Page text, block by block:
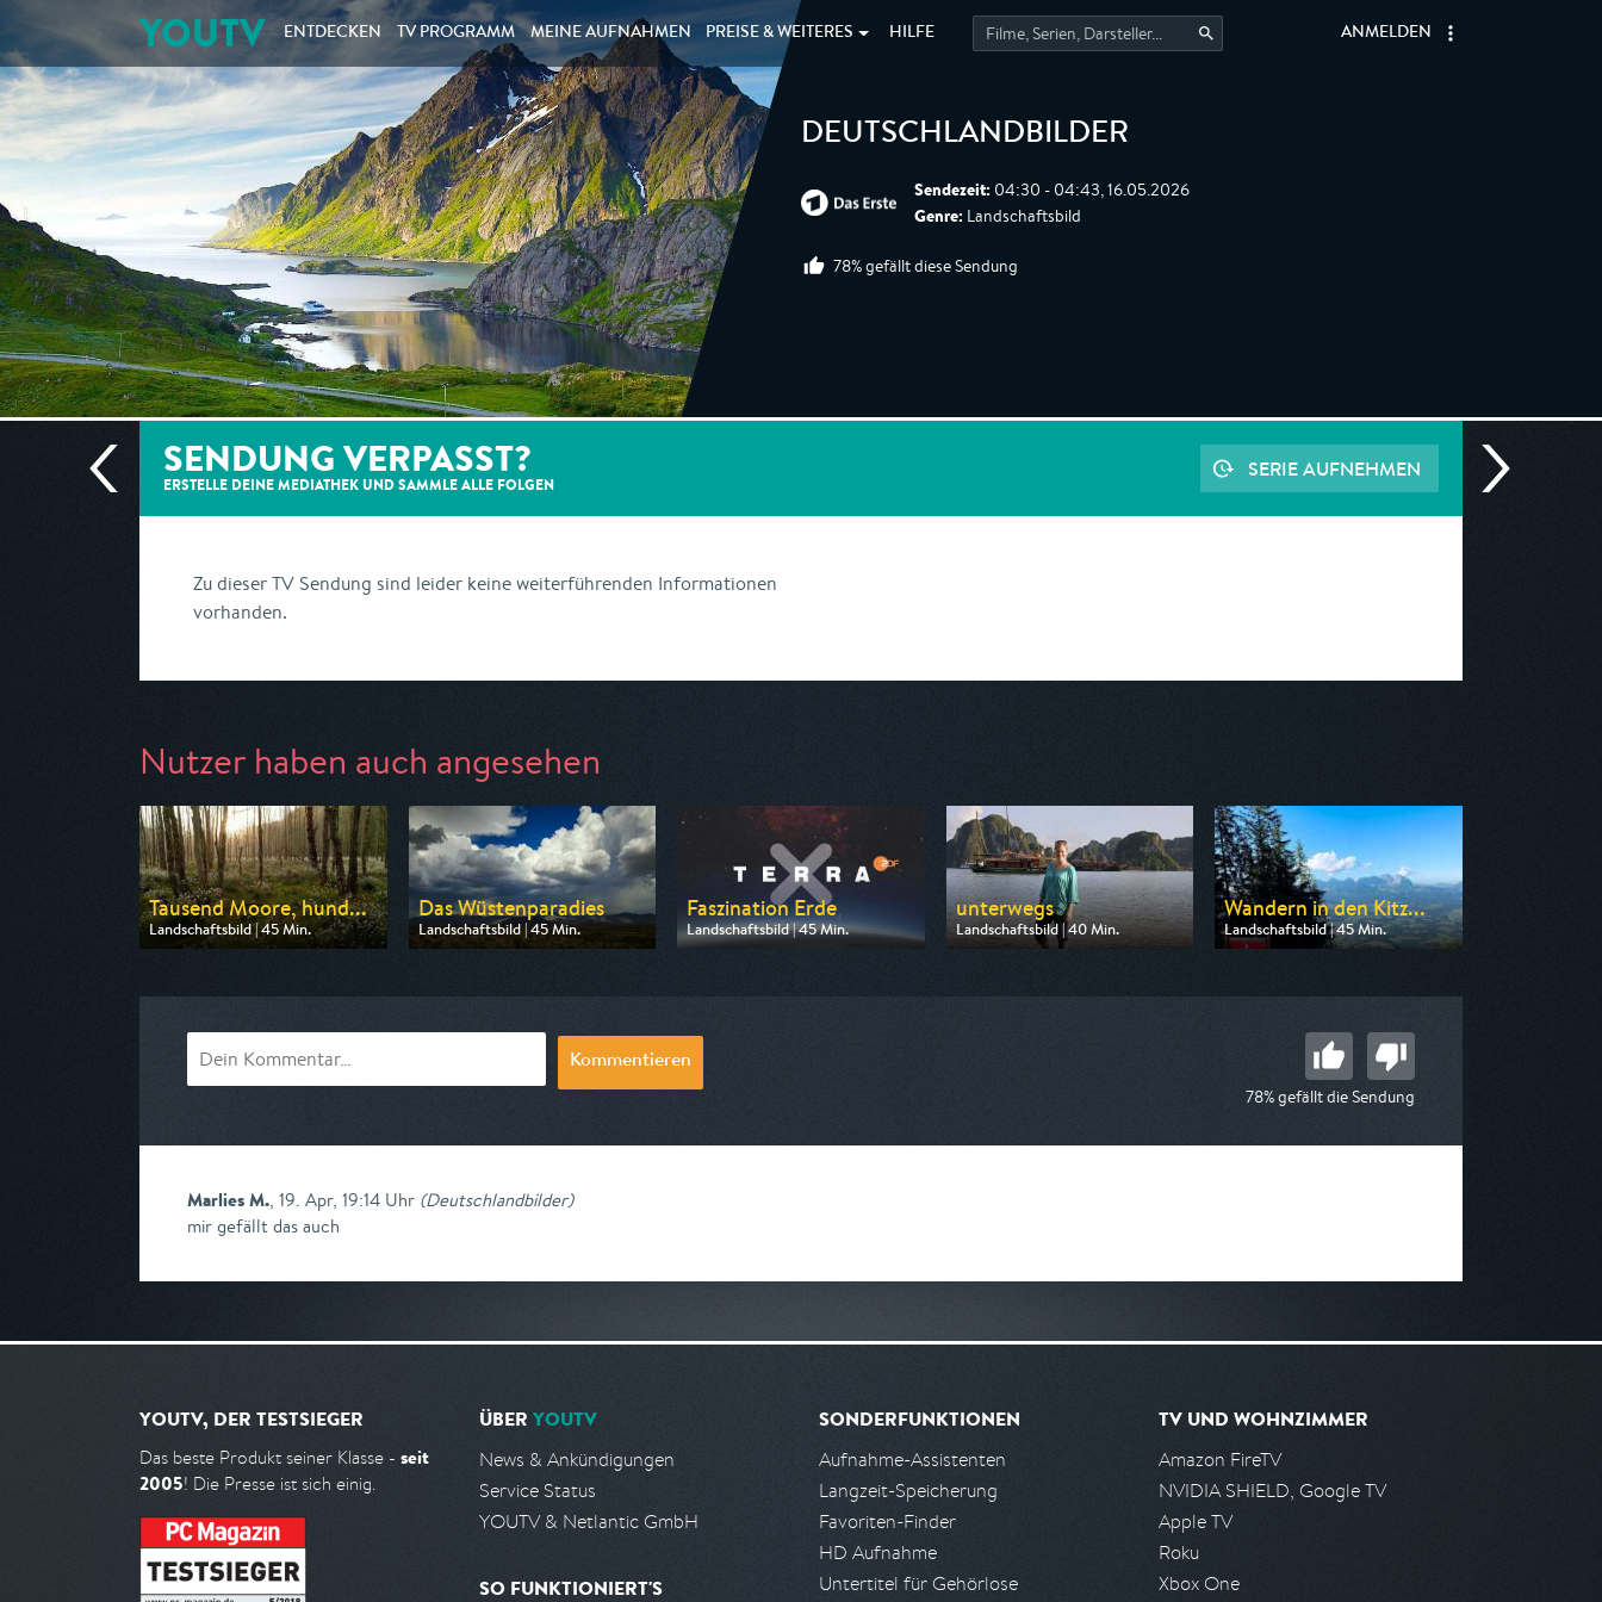
YOUTV ENTDECKEN TV PROGRAMM MEINE AUFNAHMEN PREISE & WEITERES HILFE ANMELDEN
DEUTSCHLANDBILDER
Sendezeit: 04:30 - 04:43, 16.05.2026
Genre: Landschaftsbild
78% gefällt diese Sendung
SENDUNG VERPASST?
ERSTELLE DEINE MEDIATHEK UND SAMMLE ALLE FOLGEN
SERIE AUFNEHMEN
Zu dieser TV Sendung sind leider keine weiterführenden Informationen
vorhanden.
Nutzer haben auch angesehen
Tausend Moore, hund...
Landschaftsbild | 45 Min.
Ausgestrahlt von rbb
Das Wüstenparadies
Landschaftsbild | 45 Min.
Ausgestrahlt von Phoenix
Faszination Erde
Landschaftsbild | 45 Min.
Ausgestrahlt von ZDF neo
unterwegs
Landschaftsbild | 40 Min.
Ausgestrahlt von 3sat
Wandern in den Kitz...
Landschaftsbild | 45 Min.
Ausgestrahlt von 3sat
Kommentieren
78% gefällt die Sendung
Marlies M., 19. Apr, 19:14 Uhr (Deutschlandbilder)
mir gefällt das auch
YOUTV, DER TESTSIEGER
Das beste Produkt seiner Klasse - seit
2005! Die Presse ist sich einig.
ÜBER YOUTV
News & Ankündigungen
Service Status
YOUTV & Netlantic GmbH
SO FUNKTIONIERT'S
SONDERFUNKTIONEN
Aufnahme-Assistenten
Langzeit-Speicherung
Favoriten-Finder
HD Aufnahme
Untertitel für Gehörlose
TV UND WOHNZIMMER
Amazon FireTV
NVIDIA SHIELD, Google TV
Apple TV
Roku
Xbox One